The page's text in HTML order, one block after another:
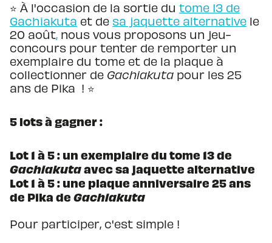
⭐️ À l'occasion de la sortie du tome 13 de
Gachiakuta et de sa jaquette alternative le
20 août, nous vous proposons un jeu-
concours pour tenter de remporter un
exemplaire du tome et de la plaque à
collectionner de Gachiakuta pour les 25
ans de Pika ! ⭐️
5 lots à gagner :
Lot 1 à 5 : un exemplaire du tome 13 de
Gachiakutaavec sa jaquette alternative
Lot 1 à 5 : une plaque anniversaire 25 ans
de Pika de Gachiakuta
Pour participer, c'est simple !